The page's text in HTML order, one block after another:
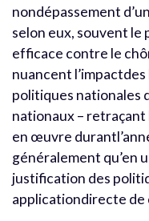
nondépassement
selon eux, souvent le
efficace contre le
nuancent
politiques nationales
nationaux – retraçant
en œuvre
généralement qu’en
justification des
applicationdirecte de